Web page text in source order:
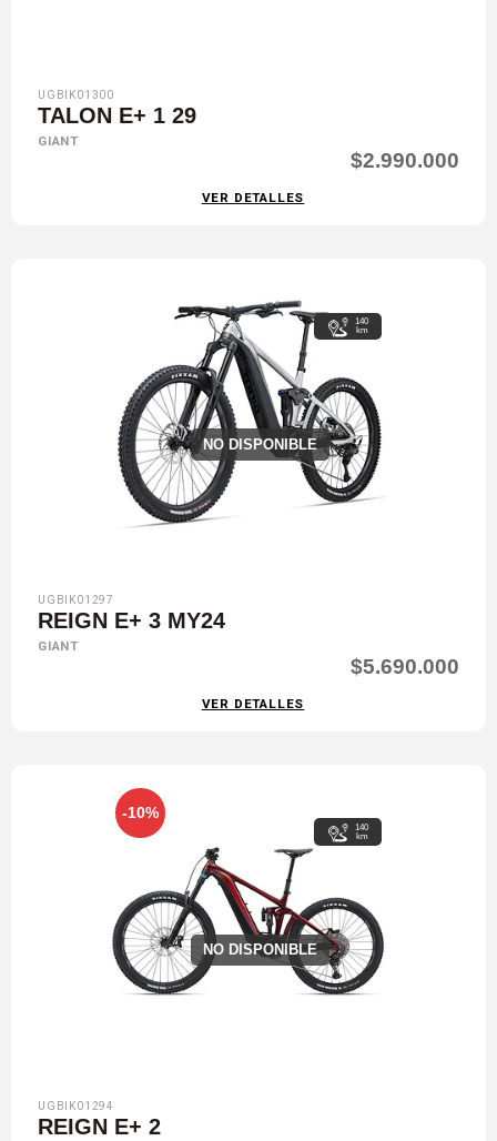
UGBIK01300
TALON E+ 1 29
GIANT
$2.990.000
VER DETALLES
NO DISPONIBLE
140
km
UGBIK01297
REIGN E+ 3 MY24
GIANT
$5.690.000
VER DETALLES
-10%
NO DISPONIBLE
140
km
UGBIK01294
REIGN E+ 2